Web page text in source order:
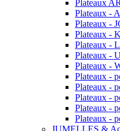
Plateaux
Plateaux -
Plateaux -
Plateaux -
Plateaux -
Plateaux -
Plateaux -
Plateaux -
Plateaux -
Plateaux -
Plateaux -
Plateaux -
JUMELLES &